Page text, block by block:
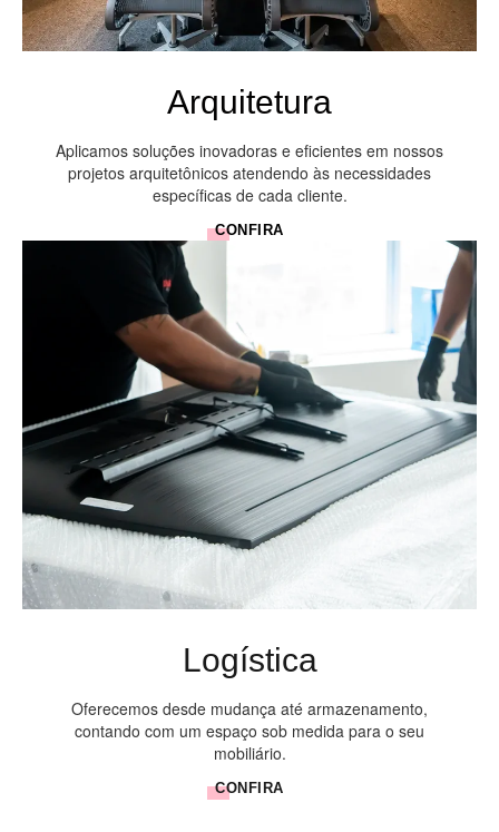
Arquitetura
Aplicamos soluções inovadoras e eficientes em nossos
projetos arquitetônicos atendendo às necessidades
específicas de cada cliente.
CONFIRA
Logística
Oferecemos desde mudança até armazenamento,
contando com um espaço sob medida para o seu
mobiliário.
CONFIRA